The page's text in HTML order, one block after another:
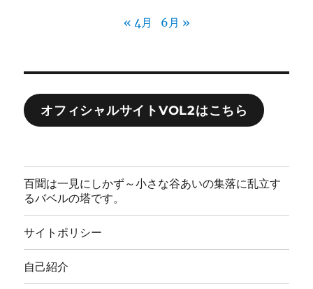
« 4月 6月 »
オフィシャルサイトVOL2はこちら
百聞は一見にしかず～小さな谷あいの集落に乱立す
るバベルの塔です。
サイトポリシー
自己紹介